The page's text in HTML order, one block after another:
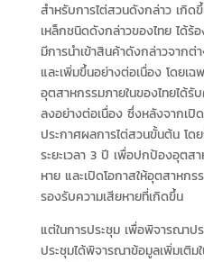
สำหรับการไต่สวนดังกล่าว เกิ
เหล็กชนิดดังกล่าวของไทย ได้ร้
มีการนำเข้าสินค้าดังกล่าวจากต่
และเพิ่มขึ้นอย่างต่อเนื่อง โดยเฉ
อุตสาหกรรมภายในของไทยได้รั
ลงอย่างต่อเนื่อง ซึ่งหลังจากเปิ
ประกาศผลการไต่สวนขั้นต้น โด
ระยะเวลา 3 ปี เพื่อปกป้องอุตสา
หาย และเปิดโอกาสให้อุตสาหก
รองรับความเสียหายที่เกิดขึ้น
แต่ในการประชุม เพื่อพิจารณา
ประชุมได้พิจารณาข้อมูลเพิ่มเติม